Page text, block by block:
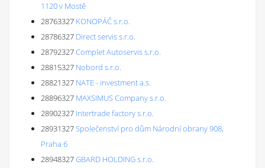
1120 v Mostě
28763327 KONOPÁČ s.r.o.
28786327 Direct servis s.r.o.
28792327Complet Autoservis s.r.o.
28815327 Nobord s.r.o.
28821327 NATE - investment a.s.
28896327 MAXSIMUS Company s.r.o.
28902327 Intertrade factory s.r.o.
28931327Společenství pro dům Národní obrany 908,
Praha 6
28948327GBARD HOLDING s.r.o.